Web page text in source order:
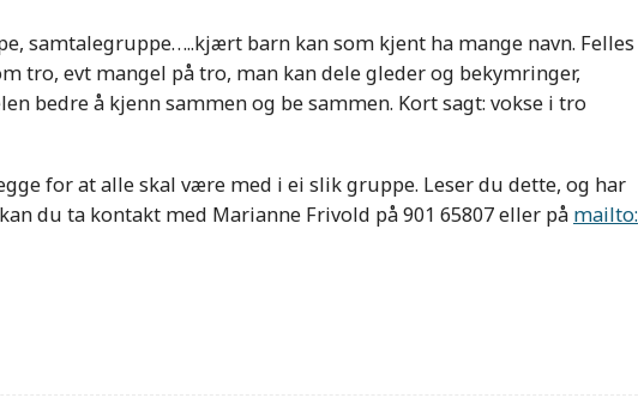
samtalegruppe…..kjært barn kan som kjent ha mange navn. Felles
tro, evt mangel på tro, man kan dele gleder og bekymringer,
bedre å kjenn sammen og be sammen. Kort sagt: vokse i tro
for at alle skal være med i ei slik gruppe. Leser du dette, og har
du ta kontakt med Marianne Frivold på 901 65807 eller på mailto: